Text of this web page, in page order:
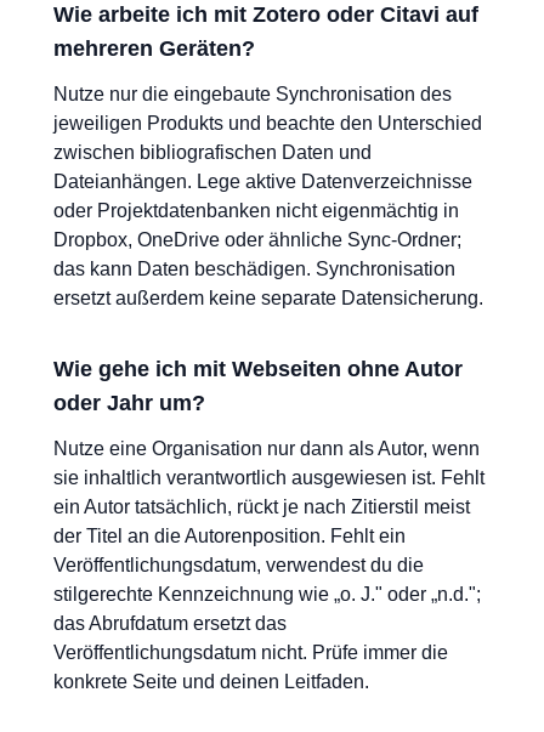
Wie arbeite ich mit Zotero oder Citavi auf
mehreren Geräten?
Nutze nur die eingebaute Synchronisation des
jeweiligen Produkts und beachte den Unterschied
zwischen bibliografischen Daten und
Dateianhängen. Lege aktive Datenverzeichnisse
oder Projektdatenbanken nicht eigenmächtig in
Dropbox, OneDrive oder ähnliche Sync-Ordner;
das kann Daten beschädigen. Synchronisation
ersetzt außerdem keine separate Datensicherung.
Wie gehe ich mit Webseiten ohne Autor
oder Jahr um?
Nutze eine Organisation nur dann als Autor, wenn
sie inhaltlich verantwortlich ausgewiesen ist. Fehlt
ein Autor tatsächlich, rückt je nach Zitierstil meist
der Titel an die Autorenposition. Fehlt ein
Veröffentlichungsdatum, verwendest du die
stilgerechte Kennzeichnung wie „o. J." oder „n.d.";
das Abrufdatum ersetzt das
Veröffentlichungsdatum nicht. Prüfe immer die
konkrete Seite und deinen Leitfaden.